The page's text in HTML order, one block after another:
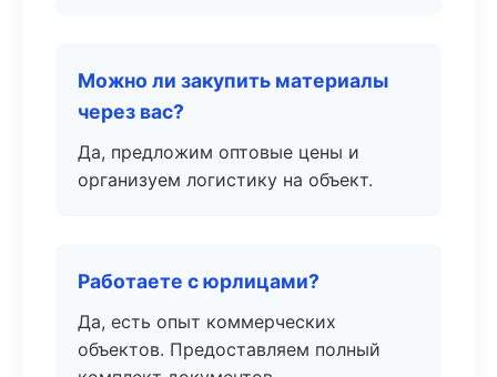
Можно ли закупить материалы
через вас?
Да, предложим оптовые цены и
организуем логистику на объект.
Работаете с юрлицами?
Да, есть опыт коммерческих
объектов. Предоставляем полный